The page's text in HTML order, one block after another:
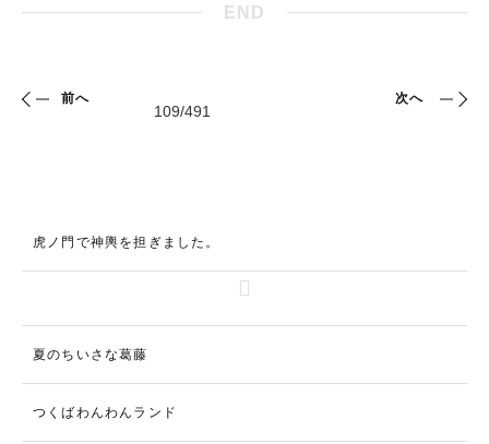
END
前へ 次へ
虎ノ門で神輿を担ぎました。
夏のちいさな葛藤
つくばわんわんランド